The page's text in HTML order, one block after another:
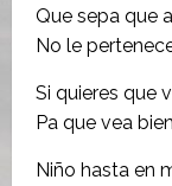
Que sepa que
No le
Si quieres que
Pa que vea
Niño hasta en